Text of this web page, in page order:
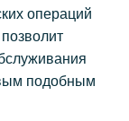
операций
подобным